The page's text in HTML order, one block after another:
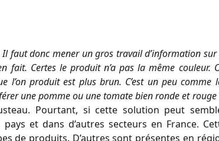
faut donc mener un gros travail d’information sur
fait. Certes le produit n’a pas la même couleur.
produit est plus brun. C’est un peu comme
une pomme ou une tomate bien ronde et rouge
Pourtant, si cette solution peut
et dans d’autres secteurs en France.
de produits. D’autres sont présentes en